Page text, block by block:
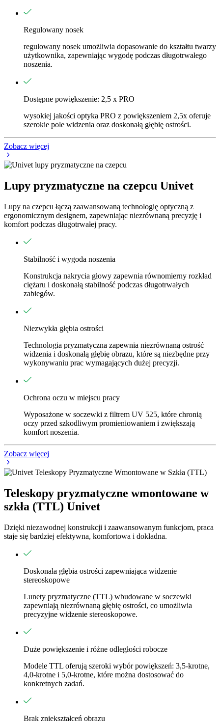
Regulowany nosek
regulowany nosek umożliwia dopasowanie do kształtu twarzy
użytkownika, zapewniając wygodę podczas długotrwałego
noszenia.
Dostępne powiększenie: 2,5 x PRO
wysokiej jakości optyka PRO z powiększeniem 2,5x oferuje
szerokie pole widzenia oraz doskonałą głębię ostrości.
Zobacz więcej
Lupy pryzmatyczne na czepcu Univet
Lupy na czepcu łączą zaawansowaną technologię optyczną z
ergonomicznym designem, zapewniając niezrównaną precyzję i
komfort podczas długotrwałej pracy.
Stabilność i wygoda noszenia
Konstrukcja nakrycia głowy zapewnia równomierny rozkład
ciężaru i doskonałą stabilność podczas długotrwałych
zabiegów.
Niezwykła głębia ostrości
Technologia pryzmatyczna zapewnia niezrównaną ostrość
widzenia i doskonałą głębię obrazu, które są niezbędne przy
wykonywaniu prac wymagających dużej precyzji.
Ochrona oczu w miejscu pracy
Wyposażone w soczewki z filtrem UV 525, które chronią
oczy przed szkodliwym promieniowaniem i zwiększają
komfort noszenia.
Zobacz więcej
Teleskopy pryzmatyczne wmontowane w
szkła (TTL) Univet
Dzięki niezawodnej konstrukcji i zaawansowanym funkcjom, praca
staje się bardziej efektywna, komfortowa i dokładna.
Doskonała głębia ostrości zapewniająca widzenie
stereoskopowe
Lunety pryzmatyczne (TTL) wbudowane w soczewki
zapewniają niezrównaną głębię ostrości, co umożliwia
precyzyjne widzenie stereoskopowe.
Duże powiększenie i różne odległości robocze
Modele TTL oferują szeroki wybór powiększeń: 3,5-krotne,
4,0-krotne i 5,0-krotne, które można dostosować do
konkretnych zadań.
Brak zniekształceń obrazu